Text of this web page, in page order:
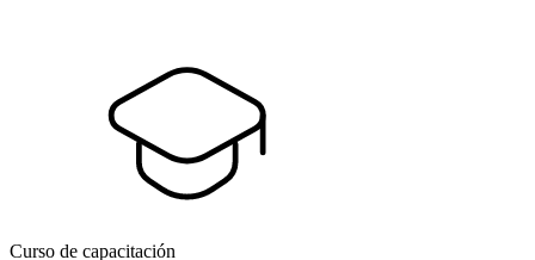
Curso de capacitación